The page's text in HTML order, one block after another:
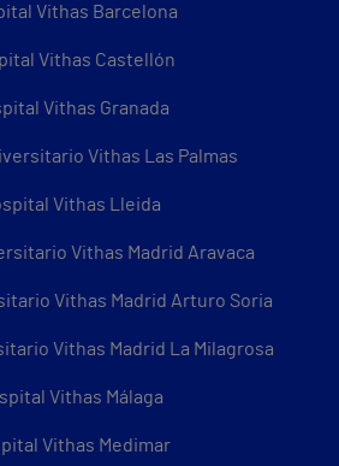
Vithas Barcelona
Vithas Castellón
Vithas Granada
Vithas Las Palmas
Vithas Lleida
Vithas Madrid Aravaca
Vithas Madrid Arturo Soria
Vithas Madrid La Milagrosa
Vithas Málaga
Vithas Medimar